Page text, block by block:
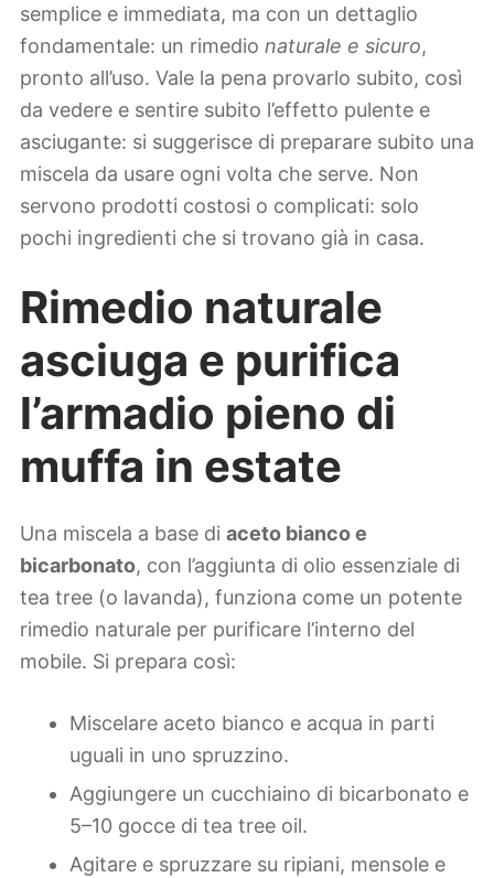
semplice e immediata, ma con un dettaglio
fondamentale: un rimedio naturale e sicuro,
pronto all’uso. Vale la pena provarlo subito, così
da vedere e sentire subito l’effetto pulente e
asciugante: si suggerisce di preparare subito una
miscela da usare ogni volta che serve. Non
servono prodotti costosi o complicati: solo
pochi ingredienti che si trovano già in casa.
Rimedio naturale
asciuga e purifica
l’armadio pieno di
muffa in estate
Una miscela a base di aceto bianco e
bicarbonato, con l’aggiunta di olio essenziale di
tea tree (o lavanda), funziona come un potente
rimedio naturale per purificare l’interno del
mobile. Si prepara così:
Miscelare aceto bianco e acqua in parti
uguali in uno spruzzino.
Aggiungere un cucchiaino di bicarbonato e
5–10 gocce di tea tree oil.
Agitare e spruzzare su ripiani, mensole e